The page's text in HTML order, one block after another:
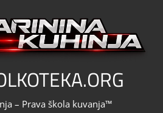
– Prava škola kuvanja™